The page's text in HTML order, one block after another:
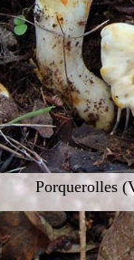
Porquerolles